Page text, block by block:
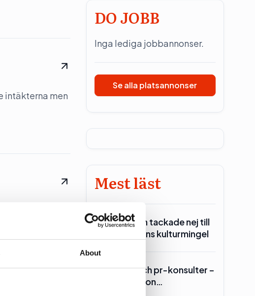
About
intäkterna men
DO JOBB
Inga lediga jobbannonser.
Se alla platsannonser
Mest läst
Över hälften tackade nej till
statministerns kulturmingel
Lars Lerin och pr-konsulter –
Ulf Kristersson…